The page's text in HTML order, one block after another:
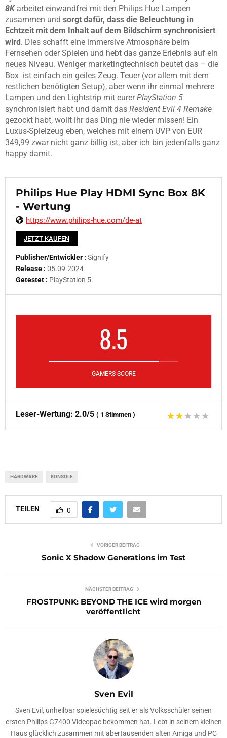
8K arbeitet einwandfrei mit den Philips Hue Lampen
zusammen und sorgt dafür, dass die Beleuchtung in
Echtzeit mit dem Inhalt auf dem Bildschirm synchronisiert
wird. Dies schafft eine immersive Atmosphäre beim
Fernsehen oder Spielen und hebt das ganze Erlebnis auf ein
neues Niveau. Weniger marketingtechnisch beutet das – die
Box ist einfach ein geiles Zeug. Teuer (vor allem mit dem
restlichen benötigten Setup), aber wenn ihr einmal mehrere
Lampen und den Lightstrip mit eurerPlayStation 5
synchronisiert habt und damit das Resident Evil 4 Remake
gezockt habt, wollt ihr das Ding nie wieder missen! Ein
Luxus-Spielzeug eben, welches mit einem UVP von EUR
349,99 zwar nicht ganz billig ist, aber ich bin jedenfalls ganz
happy damit.
Philips Hue Play HDMI Sync Box 8K
- Wertung
https://www.philips-hue.com/de-at
JETZT KAUFEN
Publisher/Entwickler : Signify
Release : 05.09.2024
Getestet : PlayStation 5
8.5
GAMERS SCORE
Leser-Wertung: 2.0/5 ( 1 Stimmen )
HARDWARE KONSOLE
TEILEN 0
VORIGER BEITRAG
Sonic X Shadow Generations im Test
NÄCHSTER BEITRAG
FROSTPUNK: BEYOND THE ICE wird morgen
veröffentlicht
Sven Evil
Sven Evil, unheilbar spielesüchtig seit er als Volksschüler seinen
ersten Philips G7400 Videopac bekommen hat. Lebt in seinem kleinen
Haus glücklich zusammen mit abertausenden alten Amiga und PC